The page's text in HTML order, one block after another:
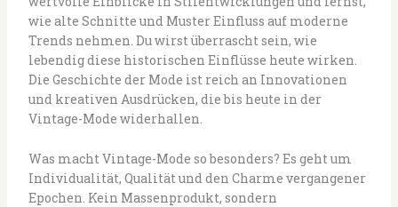
wie alte Schnitte und Muster Einfluss auf moderne
Trends nehmen. Du wirst überrascht sein, wie
lebendig diese historischen Einflüsse heute wirken.
Die Geschichte der Mode ist reich an Innovationen
und kreativen Ausdrücken, die bis heute in der
Vintage-Mode widerhallen.
Was macht Vintage-Mode so besonders? Es geht um
Individualität, Qualität und den Charme vergangener
Epochen. Kein Massenprodukt, sondern